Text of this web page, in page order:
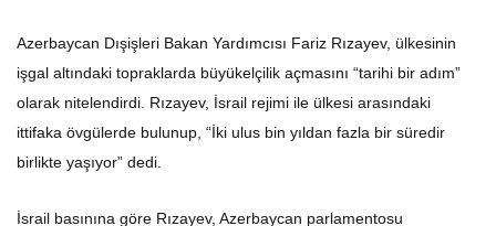
Azerbaycan Dışişleri Bakan Yardımcısı Fariz Rızayev, ülkesinin
işgal altındaki topraklarda büyükelçilik açmasını “tarihi bir adım”
olarak nitelendirdi. Rızayev, İsrail rejimi ile ülkesi arasındaki
ittifaka övgülerde bulunup, “İki ulus bin yıldan fazla bir süredir
birlikte yaşıyor” dedi.
İsrail basınına göre Rızayev, Azerbaycan parlamentosu